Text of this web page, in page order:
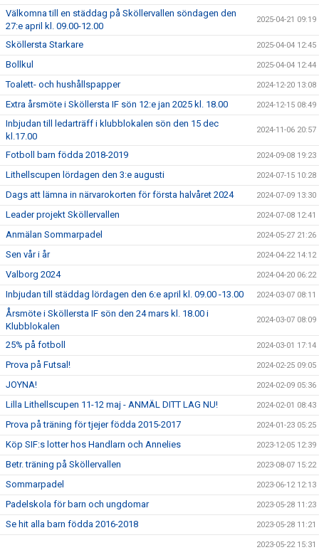
Välkomna till en städdag på Sköllervallen söndagen den
27:e april kl. 09.00-12.00
2025-04-21 09:19
Sköllersta Starkare 2025-04-04 12:45
Bollkul 2025-04-04 12:44
Toalett- och hushållspapper 2024-12-20 13:08
Extra årsmöte i Sköllersta IF sön 12:e jan 2025 kl. 18.00 2024-12-15 08:49
Inbjudan till ledarträff i klubblokalen sön den 15 dec
kl.17.00
2024-11-06 20:57
Fotboll barn födda 2018-2019 2024-09-08 19:23
Lithellscupen lördagen den 3:e augusti 2024-07-15 10:28
Dags att lämna in närvarokorten för första halvåret 2024 2024-07-09 13:30
Leader projekt Sköllervallen 2024-07-08 12:41
Anmälan Sommarpadel 2024-05-27 21:26
Sen vår i år 2024-04-22 14:12
Valborg 2024 2024-04-20 06:22
Inbjudan till städdag lördagen den 6:e april kl. 09.00 -13.00 2024-03-07 08:11
Årsmöte i Sköllersta IF sön den 24 mars kl. 18.00 i
Klubblokalen
2024-03-07 08:09
25% på fotboll 2024-03-01 17:14
Prova på Futsal! 2024-02-25 09:05
JOYNA! 2024-02-09 05:36
Lilla Lithellscupen 11-12 maj - ANMÄL DITT LAG NU! 2024-02-01 08:43
Prova på träning för tjejer födda 2015-2017 2024-01-23 05:25
Köp SIF:s lotter hos Handlarn och Annelies 2023-12-05 12:39
Betr. träning på Sköllervallen 2023-08-07 15:22
Sommarpadel 2023-06-12 12:13
Padelskola för barn och ungdomar 2023-05-28 11:23
Se hit alla barn födda 2016-2018 2023-05-28 11:21
2023-05-22 15:31